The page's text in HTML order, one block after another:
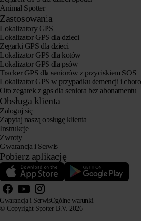
Animal Spotter
Zastosowania
Lokalizatory GPS
Lokalizator GPS dla dzieci
Zegarki GPS dla dzieci
Lokalizator GPS dla kotów
Lokalizator GPS dla psów
Tracker GPS dla seniorów z przyciskiem SOS
Lokalizator GPS w przypadku demencji i
Oto zegarek z gps dla seniora bez abonamentu
Obsługa klienta
Zaloguj się
Zapytaj naszą obsługę klienta
Instrukcje
Zwroty
Gwarancja i Serwis
Pobierz aplikację
© Copyright Spotter B.V. 2026
Gwarancja i SerwisOgólne warunki
Nasze informacje o produktach mogą być swobodnie